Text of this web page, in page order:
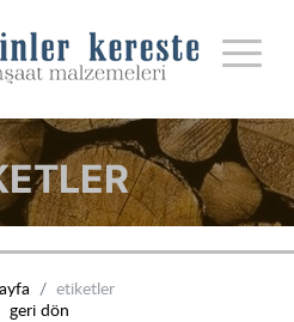
çetinler kereste i̇nşaat malzemeleri
etiketler
geri dön